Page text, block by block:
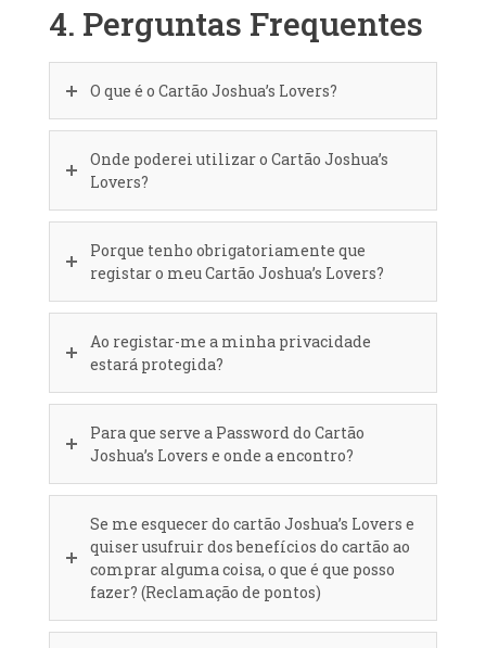
4. Perguntas Frequentes
O que é o Cartão Joshua’s Lovers?
Onde poderei utilizar o Cartão Joshua’s
Lovers?
Porque tenho obrigatoriamente que
registar o meu Cartão Joshua’s Lovers?
Ao registar-me a minha privacidade
estará protegida?
Para que serve a Password do Cartão
Joshua’s Lovers e onde a encontro?
Se me esquecer do cartão Joshua’s Lovers e
quiser usufruir dos benefícios do cartão ao
comprar alguma coisa, o que é que posso
fazer? (Reclamação de pontos)